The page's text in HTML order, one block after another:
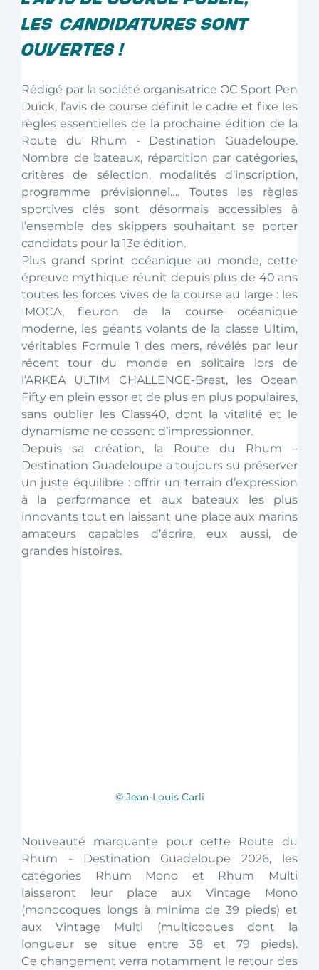
les candidatures sont
ouvertes !
Rédigé par la société organisatrice OC Sport Pen
Duick, l’avis de course définit le cadre et fixe les
règles essentielles de la prochaine édition de la
Route du Rhum - Destination Guadeloupe.
Nombre de bateaux, répartition par catégories,
critères de sélection, modalités d’inscription,
programme prévisionnel…. Toutes les règles
sportives clés sont désormais accessibles à
l’ensemble des skippers souhaitant se porter
candidats pour la 13e édition.
Plus grand sprint océanique au monde, cette
épreuve mythique réunit depuis plus de 40 ans
toutes les forces vives de la course au large : les
IMOCA, fleuron de la course océanique
moderne, les géants volants de la classe Ultim,
véritables Formule 1 des mers, révélés par leur
récent tour du monde en solitaire lors de
l’ARKEA ULTIM CHALLENGE-Brest, les Ocean
Fifty en plein essor et de plus en plus populaires,
sans oublier les Class40, dont la vitalité et le
dynamisme ne cessent d’impressionner.
Depuis sa création, la Route du Rhum –
Destination Guadeloupe a toujours su préserver
un juste équilibre : offrir un terrain d’expression
à la performance et aux bateaux les plus
innovants tout en laissant une place aux marins
amateurs capables d’écrire, eux aussi, de
grandes histoires.
© Jean-Louis Carli
Nouveauté marquante pour cette Route du
Rhum - Destination Guadeloupe 2026, les
catégories Rhum Mono et Rhum Multi
laisseront leur place aux Vintage Mono
(monocoques longs à minima de 39 pieds) et
aux Vintage Multi (multicoques dont la
longueur se situe entre 38 et 79 pieds).
Ce changement verra notamment le retour des